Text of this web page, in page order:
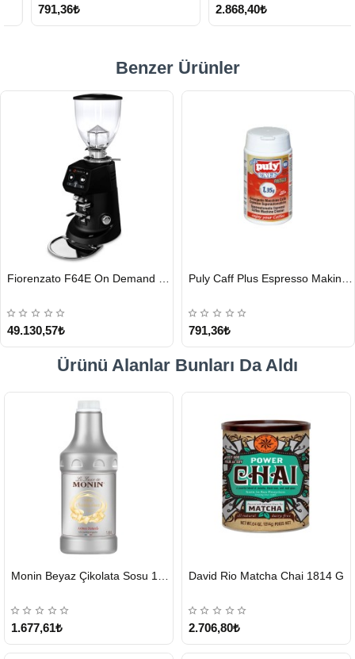
791,36₺ 2.868,40₺
Benzer Ürünler
GÖNDERİ
49.130,57₺
GÖNDERİ
791,36₺
Ürünü Alanlar Bunları Da Aldı
GÖNDERİ
1.677,61₺
GÖNDERİ
David Rio Matcha Chai 1814 G
2.706,80₺